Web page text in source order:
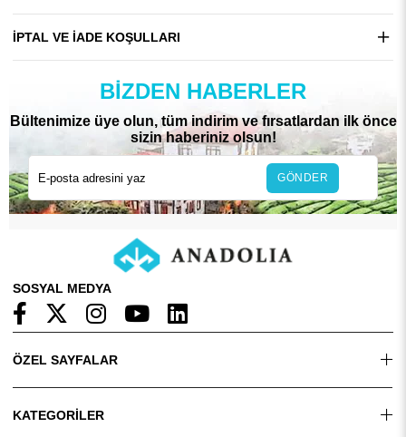
İPTAL VE İADE KOŞULLARI
BIZDEN HABERLER
Bültenimize üye olun, tüm indirim ve fırsatlardan ilk önce
sizin haberiniz olsun!
GÖNDER
SOSYAL MEDYA
ÖZEL SAYFALAR
KATEGORİLER